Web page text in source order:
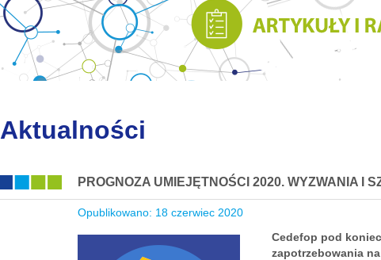
Aktualności
PROGNOZA UMIEJĘTNOŚCI 2020. WYZWANIA I
Opublikowano: 18 czerwiec 2020
Cedefop pod
zapotrzebowania